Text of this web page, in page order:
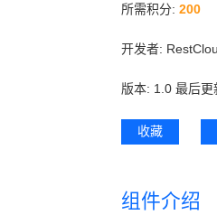
所需积分:200
开发者:
版本: 1.0 最后
收藏
组件介绍